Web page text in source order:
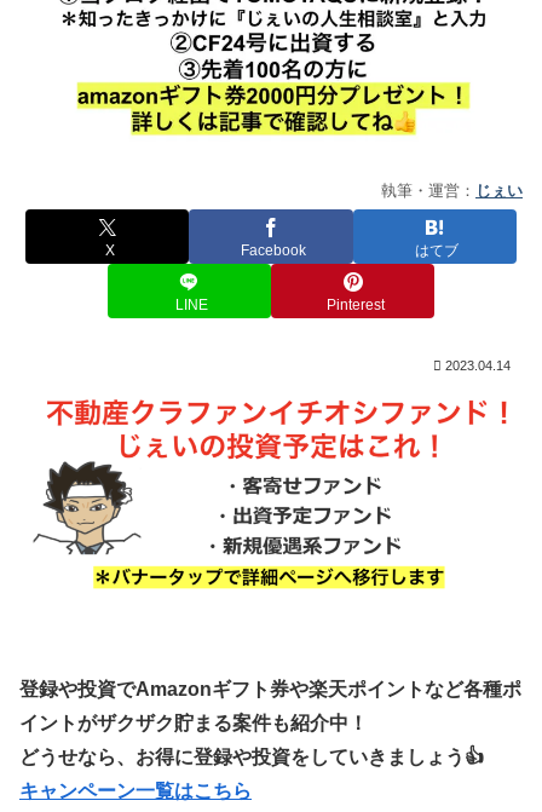
執筆・運営： じぇい
X Facebook はてブ
LINE Pinterest
2023.04.14
登録や投資でAmazonギフト券や楽天ポイントなど各種ポ
イントがザクザク貯まる案件も紹介中！
どうせなら、お得に登録や投資をしていきましょう👍
キャンペーン一覧はこちら